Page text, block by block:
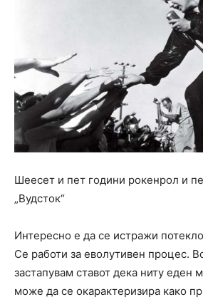
Шеесет и пет години рокенрол и
„Вудсток“
Интересно е да се истражи
Се работи за еволутивен процес.
застапувам ставот дека ниту еден
може да се окарактеризира како